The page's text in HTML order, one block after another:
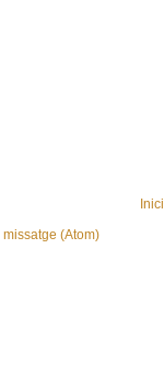
Inici
(Atom)